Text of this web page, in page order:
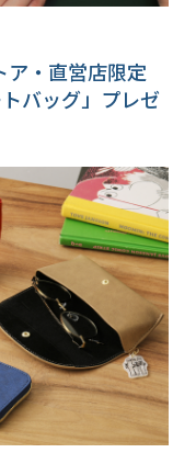
ア・直営店限定
バッグ」プレゼ